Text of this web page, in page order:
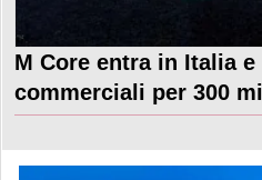
M Core entra in Italia
commerciali per 300